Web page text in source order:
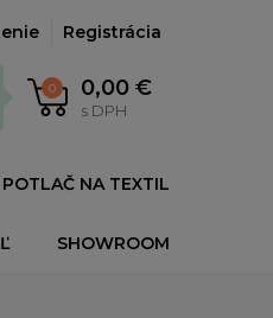
Registrácia
0 0,00 €
s DPH
POTLAČ NA TEXTIL
SHOWROOM